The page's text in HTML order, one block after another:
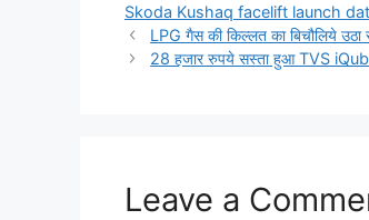
Skoda Kushaq facelift launch
LPG गैस की किल्लत का बिचौलिये
28 हजार रुपये सस्ता हुआ TVS
Leave a